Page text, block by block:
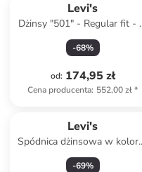
Levi's
Dżinsy "501" - Regular fit -
kolorze niebieskim
-68%
od: 174,95 zł
Cena producenta: 552,00 zł*
Levi's
Spódnica dżinsowa w
antracytowym
-69%